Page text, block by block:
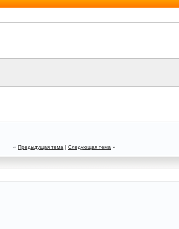
« Предыдущая тема | Следующая тема »